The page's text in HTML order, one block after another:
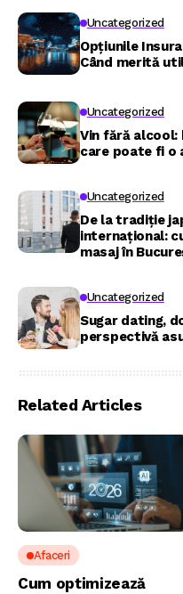
Uncategorized
Opțiunile
Când merită
Uncategorized
Vin fără
care poate fi o
Uncategorized
De la tradiție
internațional:
masaj în
Uncategorized
Sugar dating,
perspectivă
Related Articles
Afaceri
Cum optimizează